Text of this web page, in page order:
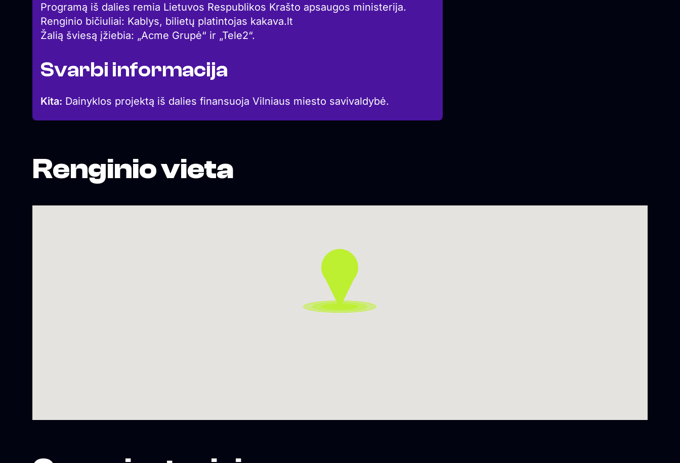
Programą iš dalies remia Lietuvos Respublikos Krašto apsaugos ministerija.
Renginio bičiuliai: Kablys, bilietų platintojas kakava.lt
Žalią šviesą įžiebia: „Acme Grupė“ ir „Tele2“.
Svarbi informacija
Kita: Dainyklos projektą iš dalies finansuoja Vilniaus miesto savivaldybė.
Renginio vieta